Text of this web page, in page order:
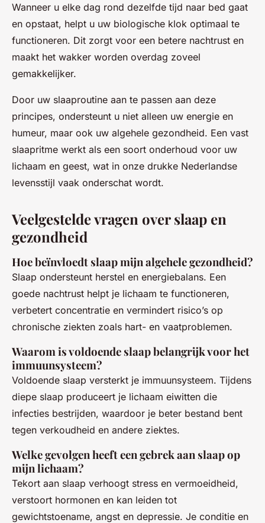
Wanneer u elke dag rond dezelfde tijd naar bed gaat
en opstaat, helpt u uw biologische klok optimaal te
functioneren. Dit zorgt voor een betere nachtrust en
maakt het wakker worden overdag zoveel
gemakkelijker.
Door uw slaaproutine aan te passen aan deze
principes, ondersteunt u niet alleen uw energie en
humeur, maar ook uw algehele gezondheid. Een vast
slaapritme werkt als een soort onderhoud voor uw
lichaam en geest, wat in onze drukke Nederlandse
levensstijl vaak onderschat wordt.
Veelgestelde vragen over slaap en
gezondheid
Hoe beïnvloedt slaap mijn algehele gezondheid?
Slaap ondersteunt herstel en energiebalans. Een
goede nachtrust helpt je lichaam te functioneren,
verbetert concentratie en vermindert risico’s op
chronische ziekten zoals hart- en vaatproblemen.
Waarom is voldoende slaap belangrijk voor het
immuunsysteem?
Voldoende slaap versterkt je immuunsysteem. Tijdens
diepe slaap produceert je lichaam eiwitten die
infecties bestrijden, waardoor je beter bestand bent
tegen verkoudheid en andere ziektes.
Welke gevolgen heeft een gebrek aan slaap op
mijn lichaam?
Tekort aan slaap verhoogt stress en vermoeidheid,
verstoort hormonen en kan leiden tot
gewichtstoename, angst en depressie. Je conditie en